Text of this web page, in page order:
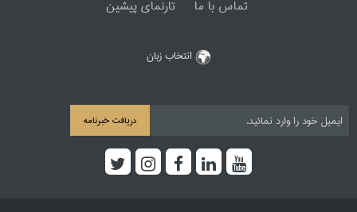
تماس با ما
تارنمای پیشین
انتخاب زبان
دریافت خبرنامه